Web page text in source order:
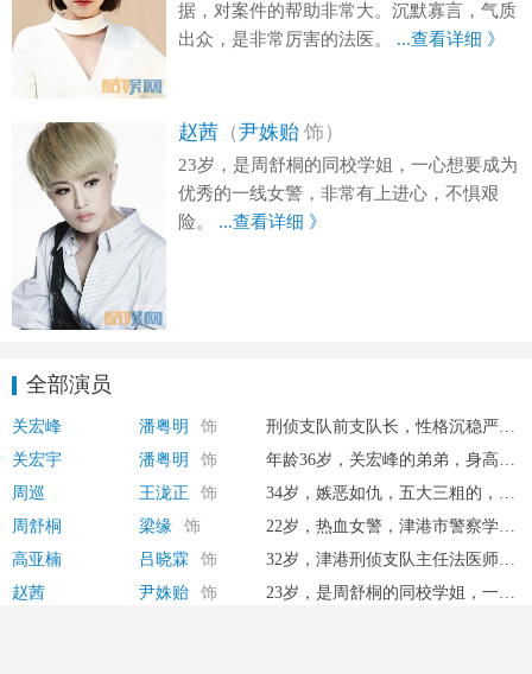
据，对案件的帮助非常大。沉默寡言，气质
出众，是非常厉害的法医。
...查看详细 》
赵茜 （尹姝贻 饰）
23岁，是周舒桐的同校学姐，一心想要成为
优秀的一线女警，非常有上进心，不惧艰
险。
...查看详细 》
全部演员
关宏峰 潘粤明 饰
关宏宇
潘粤明 饰
周巡
王泷正 饰
周舒桐
梁缘 饰
高亚楠
吕晓霖 饰
赵茜
尹姝贻 饰